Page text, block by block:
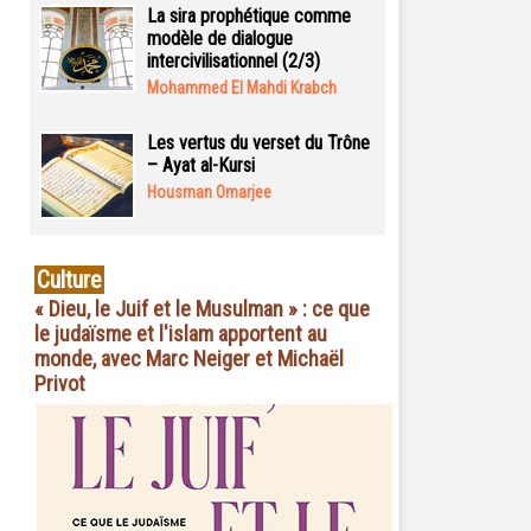
La sira prophétique comme
modèle de dialogue
intercivilisationnel (2/3)
Mohammed El Mahdi Krabch
Les vertus du verset du Trône
– Ayat al-Kursi
Housman Omarjee
Culture
« Dieu, le Juif et le Musulman » : ce que
le judaïsme et l'islam apportent au
monde, avec Marc Neiger et Michaël
Privot